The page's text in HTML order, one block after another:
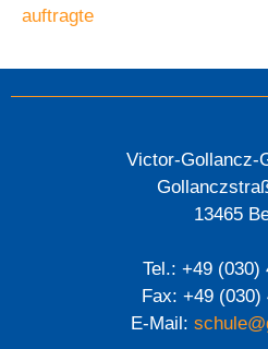
auftragte
Victor-Gollancz-
13465
Tel.: +49 (030)
Fax: +49 (030)
E-Mail: